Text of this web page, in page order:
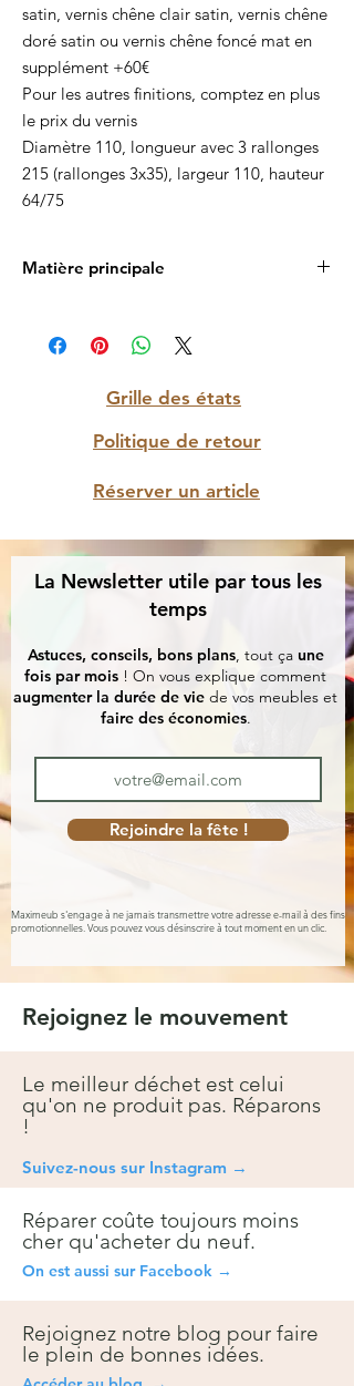
satin, vernis chêne clair satin, vernis chêne
doré satin ou vernis chêne foncé mat en
supplément +60€
Pour les autres finitions, comptez en plus
le prix du vernis
Diamètre 110, longueur avec 3 rallonges
215 (rallonges 3x35), largeur 110, hauteur
64/75
Matière principale
Grille des états
Politique de retour
Réserver un article
La Newsletter utile par tous les
temps
Astuces, conseils, bons plans, tout ça une
fois par mois ! On vous explique comment
augmenter la durée de vie de vos meubles et
faire des économies.
Rejoindre la fête !
Maximeub s'engage à ne jamais transmettre votre adresse e-mail à des fins
promotionnelles. Vous pouvez vous désinscrire à tout moment en un clic.
Rejoignez le mouvement
Le meilleur déchet est celui
qu'on ne produit pas. Réparons
!
Suivez-nous sur Instagram →
Réparer coûte toujours moins
cher qu'acheter du neuf.
On est aussi sur Facebook →
Rejoignez notre blog pour faire
le plein de bonnes idées.